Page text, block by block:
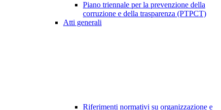
Piano triennale per la prevenzione della
corruzione e della trasparenza (PTPCT)
Atti generali
Riferimenti normativi su organizzazione e